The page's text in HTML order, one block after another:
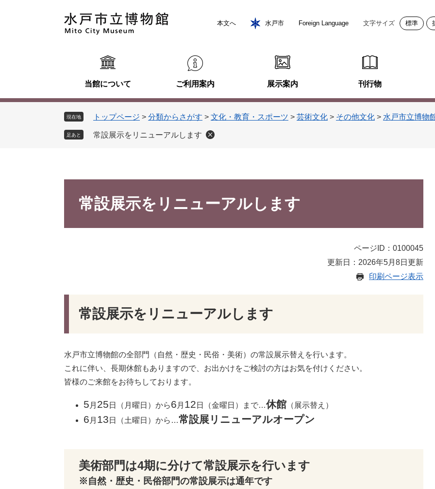
。
て
本文へ 水戸市 Foreign Language 文字サイズ 標準
当館について ご利用案内 展示案内 刊行物
現在地 トップページ > 分類からさがす > 文化・教育・スポーツ > 芸術文化 > その他文化 > 水戸市立博物
足あと 常設展示をリニューアルします
常設展示をリニューアルします
ページID：0100045
更新日：2026年5月8日更新
印刷ページ表示
常設展示をリニューアルします
水戸市立博物館の全部門（自然・歴史・民俗・美術）の常設展示替えを行います。
これに伴い、長期休館もありますので、お出かけをご検討の方はお気を付けください。
皆様のご来館をお待ちしております。
5 月 25 日（月曜日）から6 月 12 日（金曜日）まで…休館 （展示替え）
6 月 13 日（土曜日）から…常設展リニューアルオープン
美術部門は4期に分けて常設展示を行います
※自然・歴史・民俗部門の常設展示は通年です